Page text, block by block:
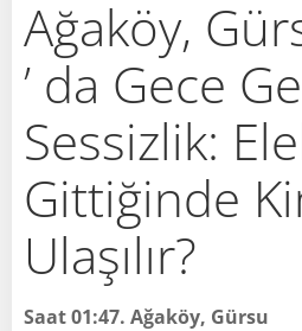
Ağaköy,
’ da Gece
Sessizlik:
Gittiğinde
Ulaşılır?
Saat 01:47. Ağaköy, Gürsu